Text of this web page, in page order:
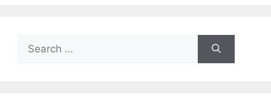
for: